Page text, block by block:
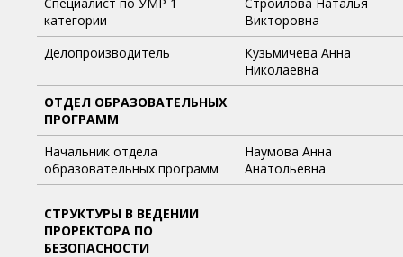
категории
Викторовна
Делопроизводитель
Кузьмичева Анна
Николаевна
ОТДЕЛ ОБРАЗОВАТЕЛЬНЫХ
ПРОГРАММ
Начальник отдела
образовательных программ
Наумова Анна
Анатольевна
СТРУКТУРЫ В ВЕДЕНИИ
ПРОРЕКТОРА ПО
БЕЗОПАСНОСТИ